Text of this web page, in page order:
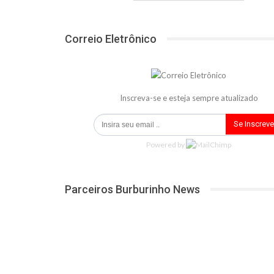
Correio Eletrônico
Inscreva-se e esteja sempre atualizado
Se
Powered by
Parceiros Burburinho News